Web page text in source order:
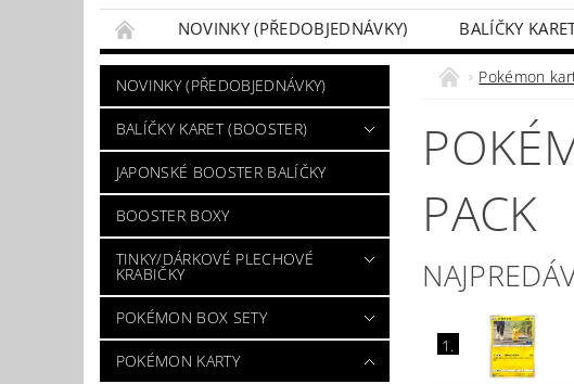
NOVINKY (PŘEDOBJEDNÁVKY) BALÍČKY
POKÉMON BOX SETY
TINKY/DÁRKOVÉ PLECHOVÉ
VÝKUP POKÉMON KARET
DÁRKOVÝ POUKAZ
NOVINKY (PŘEDOBJEDNÁVKY)
BALÍČKY KARET (BOOSTER)
JAPONSKÉ BOOSTER BALÍČKY
BOOSTER BOXY
TINKY/DÁRKOVÉ PLECHOVÉ
KRABIČKY
POKÉMON BOX SETY
POKÉMON KARTY
Pokémon
PACK
1.